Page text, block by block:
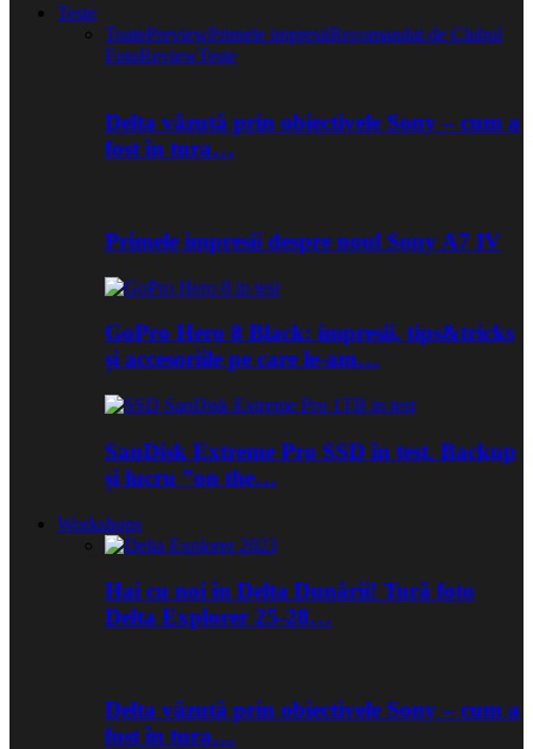
Teste
ToatePreviewPrimele impresiiRecomandat de Clubul
FotoReviewTeste
Delta văzută prin obiectivele Sony – cum a
fost în tura…
Primele impresii despre noul Sony A7 IV
GoPro Hero 8 Black: impresii, tips&tricks
și accesoriile pe care le-am…
SanDisk Extreme Pro SSD în test. Backup
și lucru ”on the…
Workshops
Hai cu noi în Delta Dunării! Tură foto
Delta Explorer 25-28…
Delta văzută prin obiectivele Sony – cum a
fost în tura…